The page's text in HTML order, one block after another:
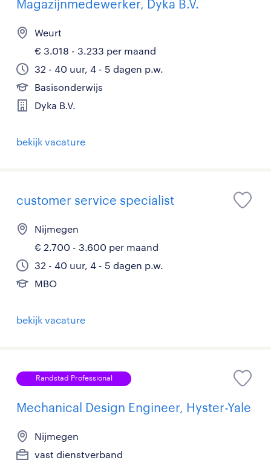
Magazijnmedewerker, Dyka B.V.
Weurt
€ 3.018 - 3.233 per maand
32 - 40 uur, 4 - 5 dagen p.w.
Basisonderwijs
Dyka B.V.
bekijk vacature
customer service specialist
Nijmegen
€ 2.700 - 3.600 per maand
32 - 40 uur, 4 - 5 dagen p.w.
MBO
bekijk vacature
Randstad Professional
Mechanical Design Engineer, Hyster-Yale
Nijmegen
vast dienstverband